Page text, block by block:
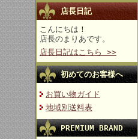
店長日記
こんにちは！
店長のまりあです。
店長日記はこちら >>
初めてのお客様へ
お買い物ガイド
地域別送料表
PREMIUM BRAND